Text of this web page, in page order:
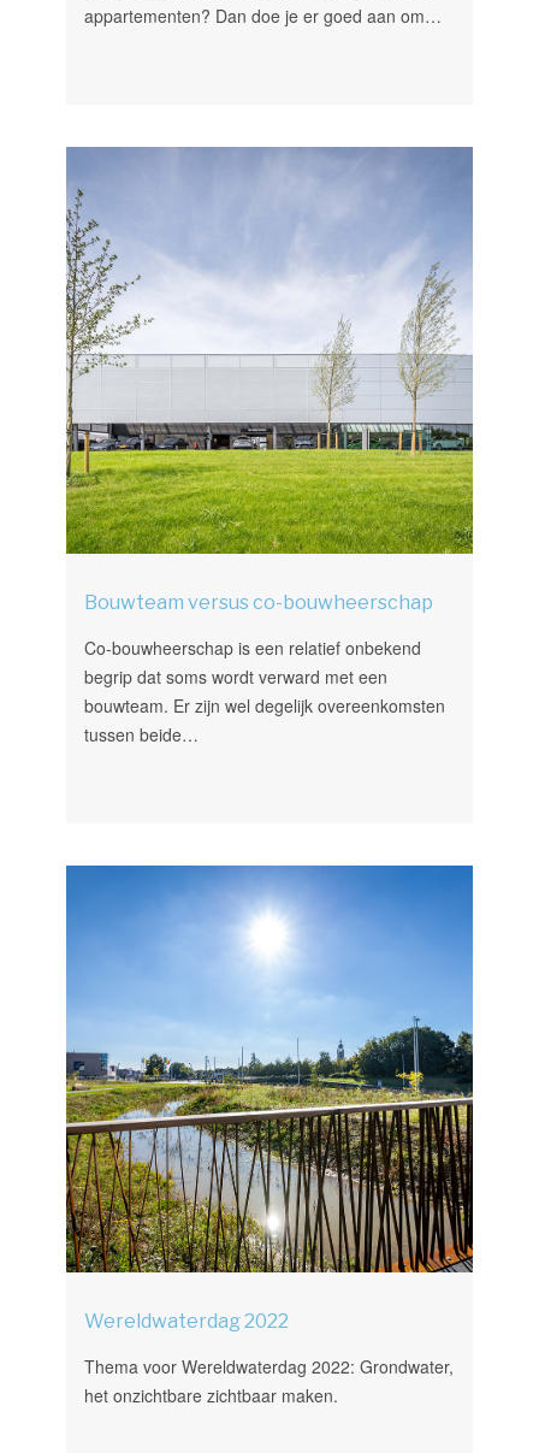
appartementen? Dan doe je er goed aan om…
Bouwteam versus co-bouwheerschap
Co-bouwheerschap is een relatief onbekend
begrip dat soms wordt verward met een
bouwteam. Er zijn wel degelijk overeenkomsten
tussen beide…
Wereldwaterdag 2022
Thema voor Wereldwaterdag 2022: Grondwater,
het onzichtbare zichtbaar maken.